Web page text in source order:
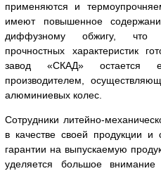
применяются и
имеют повышенное
диффузному обжигу, что
прочностных характеристик
завод «СКАД» остается
производителем,
алюминиевых колес.
Сотрудники литейно-
в качестве своей продукции
гарантии на выпускаемую
уделяется большое внимание